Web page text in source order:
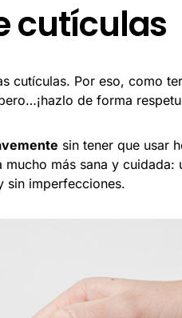
cutículas
cutículas. Por eso, como
de forma
sin tener que usar
más sana y cuidada:
sin imperfecciones.